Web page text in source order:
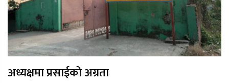
अध्यक्षमा प्रसाईको अग्रता